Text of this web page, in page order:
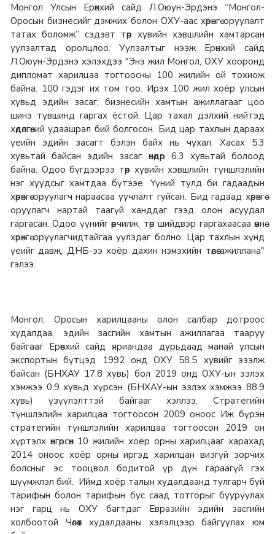
Монгол Улсын Ерөнхий сайд Л.Оюун-Эрдэнэ “Монгол-
Оросын бизнесийг дэмжих болон ОХУ-аас хөрөнгө оруулалт
татах боломж” сэдэвт төр хувийн хэвшлийн хамтарсан
уулзалтад оролцлоо. Уулзалтыг нээж Ерөнхий сайд
Л.Оюун-Эрдэнэ хэлэхдээ "Энэ жил Монгол, ОХУ хооронд
дипломат харилцаа тогтоосны 100 жилийн ой тохиож
байна. 100 гэдэг их том тоо. Ирэх 100 жил хоёр улсын
хувьд эдийн засаг, бизнесийн хамтын ажиллагааг цоо
шинэ түвшинд гаргах ёстой. Цар тахал дэлхий нийтэд
хөдөлгөөний удаашрал бий болгосон. Бид цар тахлын дараах
үеийн эдийн засагт бэлэн байх нь чухал. Хасах 5.3
хувьтай байсан эдийн засаг өнөөдөр 6.3 хувьтай болоод
байна. Одоо бүгдээрээ төр хувийн хэвшлийн түншлэлийн
нэг хуудсыг хамтдаа бүтээе. Үүний тулд би гадаадын
хөрөнгө оруулагч нараасаа уучлалт гуйсан. Бид гадаад хөрөнгө
оруулагч нартай таагүй ханддаг гээд олон асуудал
гаргасан. Одоо үүнийг өөрчилж, төр шийдвэр гаргахаасаа өмнө
хөрөнгө оруулагчидтайгаа уулздаг болно. Цар тахлын хүнд
үеийг давж, ДНБ-ээ хоёр дахин нэмэхийн төлөө ажиллана"
гэлээ.
Монгол, Оросын харилцааны олон салбар дотроос
худалдаа, эдийн засгийн хамтын ажиллагаа тааруу
байгааг Ерөнхий сайд яриандаа дурьдаад манай улсын
экспортын бүтцэд 1992 онд ОХУ 58.5 хувийг эзэлж
байсан (БНХАУ 17.8 хувь) бол 2019 онд ОХУ-ын эзлэх
хэмжээ 0.9 хувьд хүрсэн (БНХАУ-ын эзлэх хэмжээ 88.9
хувь) үзүүлэлттэй байгааг хэллээ. Стратегийн
түншлэлийн харилцаа тогтоосон 2009 оноос Иж бүрэн
стратегийн түншлэлийн харилцаа тогтоосон 2019 он
хүртэлх өнгөрсөн 10 жилийн хоёр орны харилцааг харахад
2014 оноос хоёр орны иргэд харилцан визгүй зорчих
болсныг эс тооцвол бодитой үр дүн гараагүй гэх
шүүмжлэл бий. Иймд хоёр талын худалдаанд тулгарч буй
тарифын болон тарифын бус саад тотгорыг бууруулах
нэг гарц нь ОХУ багтдаг Евразийн эдийн засгийн
холбоотой Чөлөөт худалдааны хэлэлцээр байгуулах юм